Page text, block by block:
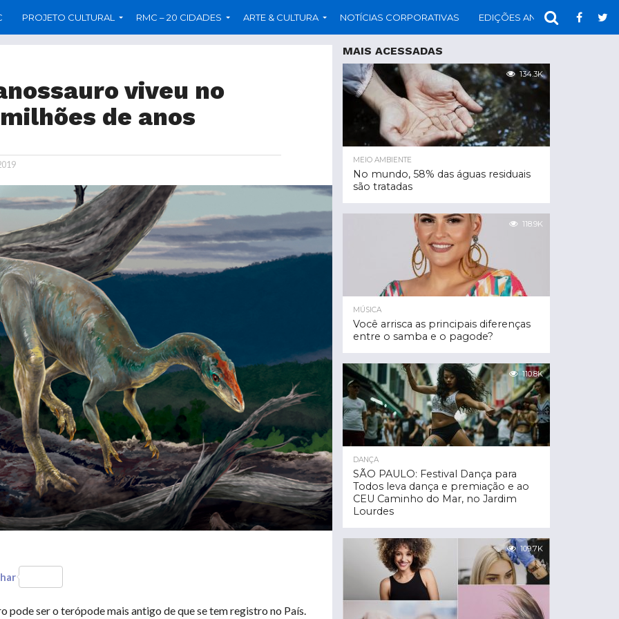
PROJETO CULTURAL RMC – 20 CIDADES ARTE & CULTURA NOTÍCIAS CORPORATIVAS EDIÇÕES ANTERIORES
viveu no
de anos
pode ser o terópode mais antigo de que se tem registro no País.
MAIS ACESSADAS
134.3K
MEIO AMBIENTE
No mundo, 58% das águas residuais
são tratadas
118.9K
MÚSICA
Você arrisca as principais diferenças
entre o samba e o pagode?
110.8K
DANÇA
SÃO PAULO: Festival Dança para
Todos leva dança e premiação e ao
CEU Caminho do Mar, no Jardim
Lourdes
109.7K